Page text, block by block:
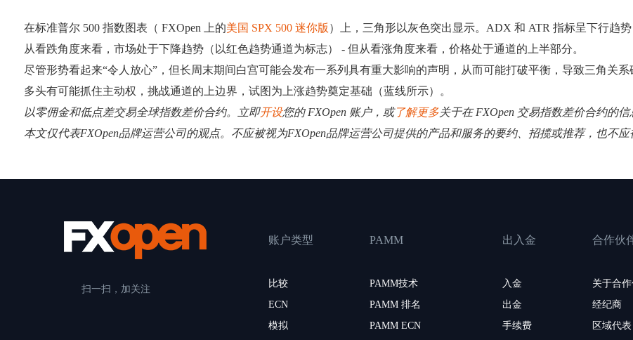
在标准普尔 500 指数图表（ FXOpen 上的美国 SPX 500 迷你版 ）上，三角形以灰色突出显示。ADX 和 ATR 指标呈下行趋势
从看跌角度来看，市场处于下降趋势（以红色趋势通道为标志） - 但从看涨角度来看，价格处于通道的上半部分。
尽管形势看起来“令人放心”，但长周末期间白宫可能会发布一系列具有重大影响的声明，从而可能打破平衡，导致三角关系
多头有可能抓住主动权，挑战通道的上边界，试图为上涨趋势奠定基础（蓝线所示）。
以零佣金和低点差交易全球指数差价合约。立即开设您的 FXOpen 账户，或了解更多关于在 FXOpen 交易指数差价合约的信
本文仅代表FXOpen品牌运营公司的观点。不应被视为FXOpen品牌运营公司提供的产品和服务的要约、招揽或推荐，也不应
扫一扫，加关注
账户类型
比较
ECN
模拟
PAMM
PAMM技术
PAMM 排名
PAMM ECN
出入金
入金
出金
手续费
合作伙
关于合
经纪商
区域代表